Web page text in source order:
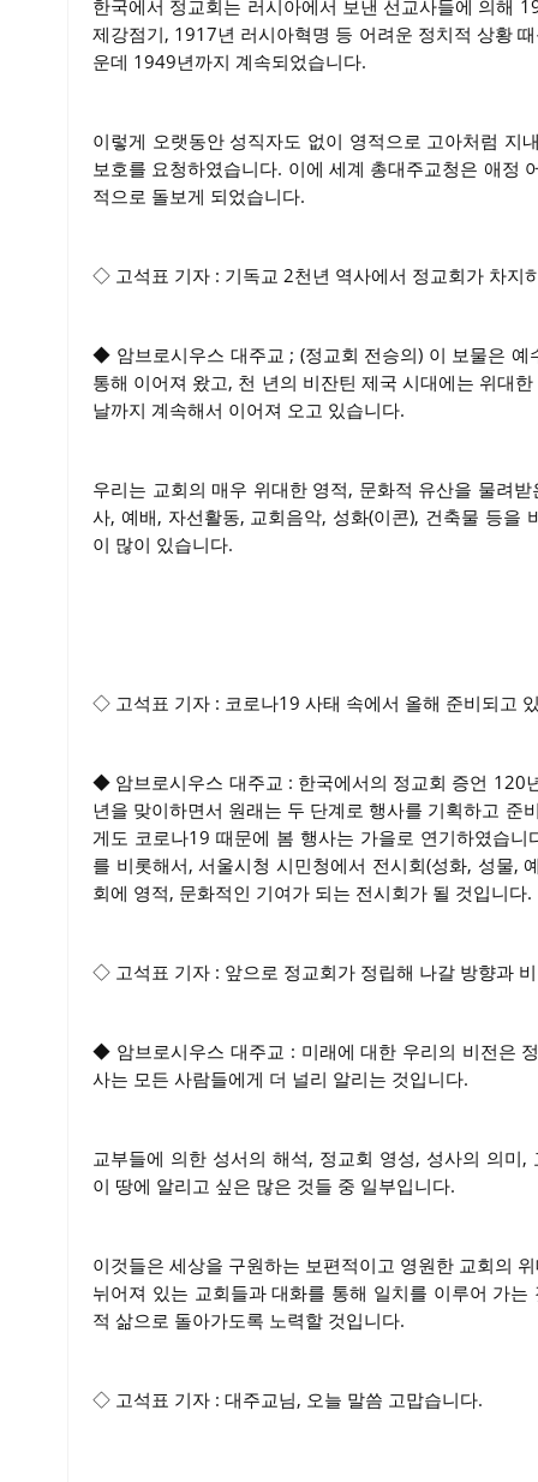
한국에서 정교회는 러시아에서 보낸 선교사들에 의해
제강점기, 1917년 러시아혁명 등 어려운 정치적 상황
운데 1949년까지 계속되었습니다.
이렇게 오랫동안 성직자도 없이 영적으로 고아처럼
보호를 요청하였습니다. 이에 세계 총대주교청은 애정
적으로 돌보게 되었습니다.
◇ 고석표 기자 : 기독교 2천년 역사에서 정교회가 차지
◆ 암브로시우스 대주교 ; (정교회 전승의) 이 보물은
통해 이어져 왔고, 천 년의 비잔틴 제국 시대에는 위대
날까지 계속해서 이어져 오고 있습니다.
우리는 교회의 매우 위대한 영적, 문화적 유산을 물려
사, 예배, 자선활동, 교회음악, 성화(이콘), 건축물 등을
이 많이 있습니다.
◇ 고석표 기자 : 코로나19 사태 속에서 올해 준비되고
◆ 암브로시우스 대주교 : 한국에서의 정교회 증언 120
년을 맞이하면서 원래는 두 단계로 행사를 기획하고
게도 코로나19 때문에 봄 행사는 가을로 연기하였습
를 비롯해서, 서울시청 시민청에서 전시회(성화, 성물,
회에 영적, 문화적인 기여가 되는 전시회가 될 것입니다.
◇ 고석표 기자 : 앞으로 정교회가 정립해 나갈 방향과
◆ 암브로시우스 대주교 : 미래에 대한 우리의 비전은
사는 모든 사람들에게 더 널리 알리는 것입니다.
교부들에 의한 성서의 해석, 정교회 영성, 성사의 의미
이 땅에 알리고 싶은 많은 것들 중 일부입니다.
이것들은 세상을 구원하는 보편적이고 영원한 교회의
뉘어져 있는 교회들과 대화를 통해 일치를 이루어 가
적 삶으로 돌아가도록 노력할 것입니다.
◇ 고석표 기자 : 대주교님, 오늘 말씀 고맙습니다.